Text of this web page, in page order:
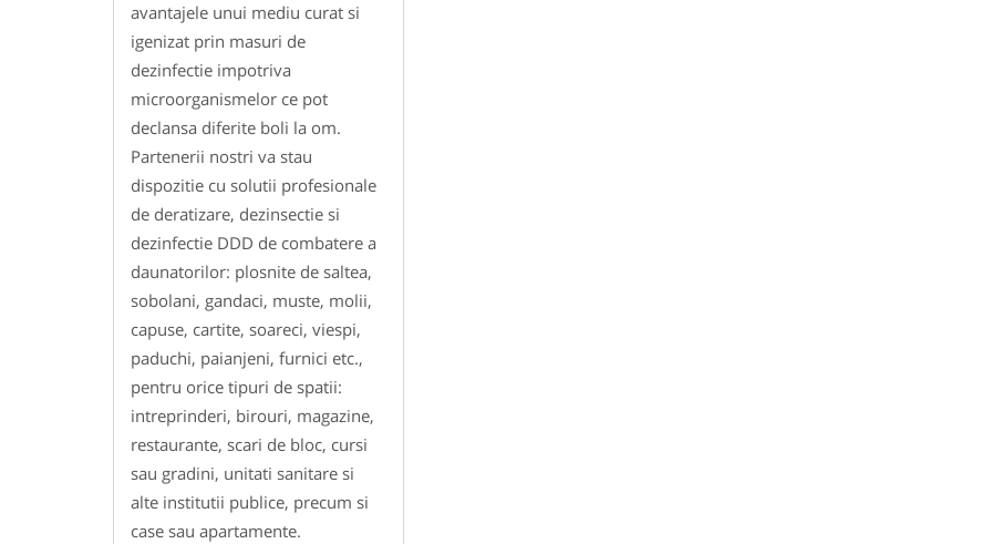
avantajele unui mediu curat si
igenizat prin masuri de
dezinfectie impotriva
microorganismelor ce pot
declansa diferite boli la om.
Partenerii nostri va stau
dispozitie cu solutii profesionale
de deratizare, dezinsectie si
dezinfectie DDD de combatere a
daunatorilor: plosnite de saltea,
sobolani, gandaci, muste, molii,
capuse, cartite, soareci, viespi,
paduchi, paianjeni, furnici etc.,
pentru orice tipuri de spatii:
intreprinderi, birouri, magazine,
restaurante, scari de bloc, cursi
sau gradini, unitati sanitare si
alte institutii publice, precum si
case sau apartamente.